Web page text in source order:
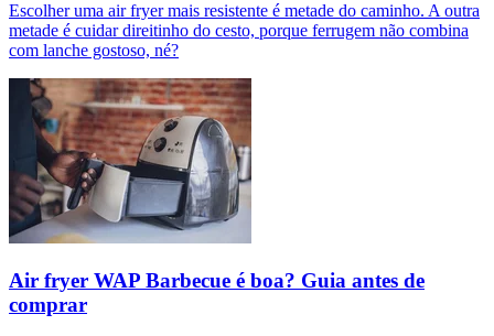
Escolher uma air fryer mais resistente é metade do caminho. A outra
metade é cuidar direitinho do cesto, porque ferrugem não combina
com lanche gostoso, né?
Air fryer WAP Barbecue é boa? Guia antes de
comprar